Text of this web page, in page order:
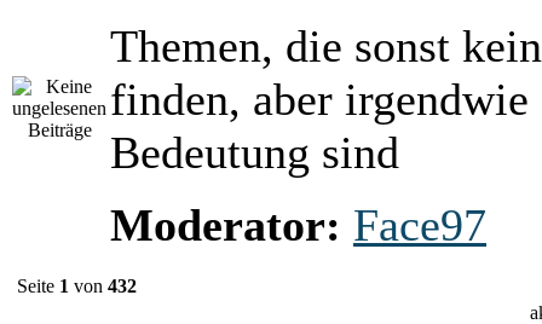
Themen, die sonst
finden, aber irgendwie
Bedeutung sind
Moderator: Face97
Seite 1 von 432